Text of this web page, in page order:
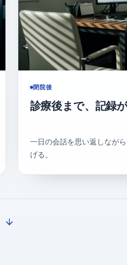
閉院後
診療後まで、記録
一日の会話を思い返しなが
げる。